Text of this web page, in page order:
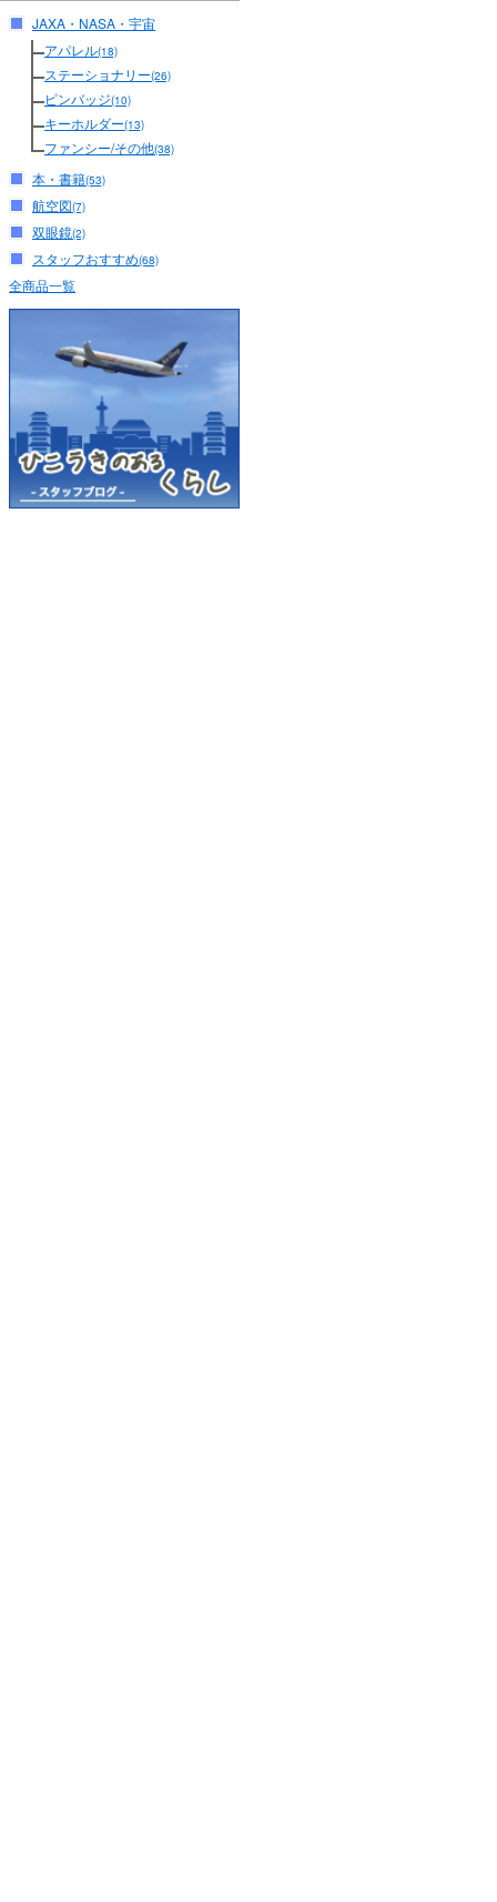
JAXA・NASA・宇宙
アパレル(18)
ステーショナリー(26)
ピンバッジ(10)
キーホルダー(13)
ファンシー/その他(38)
本・書籍(53)
航空図(7)
双眼鏡(2)
スタッフおすすめ(68)
全商品一覧